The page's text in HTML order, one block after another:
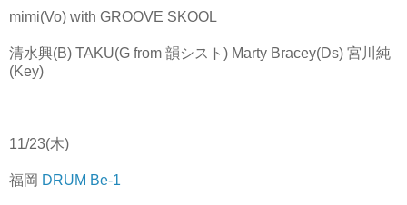
mimi(Vo) with GROOVE SKOOL
清水興(B) TAKU(G from 韻シスト) Marty Bracey(Ds) 宮川純
(Key)
11/23(木)
福岡 DRUM Be-1